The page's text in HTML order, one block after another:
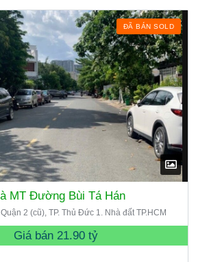
ĐÃ BÁN SOLD
MT Đường Bùi Tá Hán
2 (cũ), TP. Thủ Đức 1. Nhà đất TP.HCM
Giá bán 21.90 tỷ